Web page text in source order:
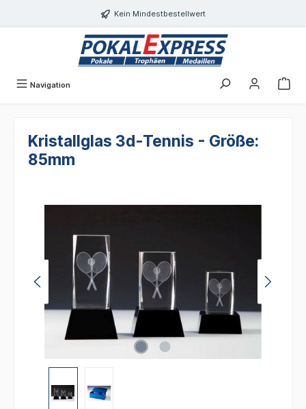
Kein Mindestbestellwert
Navigation
Kristallglas 3d-Tennis - Größe:
85mm